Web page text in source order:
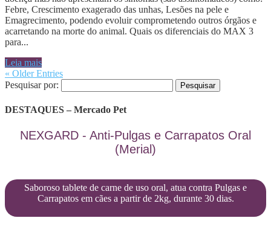
Febre, Crescimento exagerado das unhas, Lesões na pele e
Emagrecimento, podendo evoluir comprometendo outros órgãos e
acarretando na morte do animal. Quais os diferenciais do MAX 3
para...
Leia mais
« Older Entries
Pesquisar por:
DESTAQUES – Mercado Pet
NEXGARD - Anti-Pulgas e Carrapatos Oral
(Merial)
Saboroso tablete de carne de uso oral, atua contra Pulgas e
Carrapatos em cães a partir de 2kg, durante 30 dias.